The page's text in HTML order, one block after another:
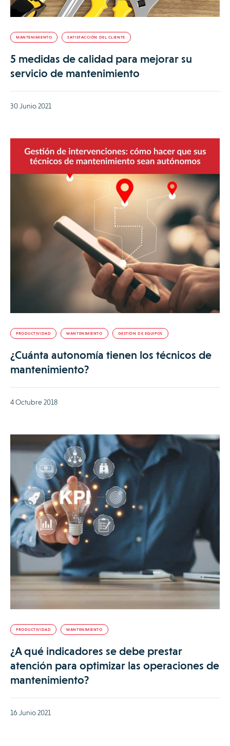
MANTENIMIENTO SATISFACCIÓN DEL CLIENTE
5 medidas de calidad para mejorar su
servicio de mantenimiento
30 Junio 2021
PRODUCTIVIDAD MANTENIMIENTO GESTIÓN DE EQUIPOS
¿Cuánta autonomía tienen los técnicos de
mantenimiento?
4 Octubre 2018
PRODUCTIVIDAD MANTENIMIENTO
¿A qué indicadores se debe prestar
atención para optimizar las operaciones de
mantenimiento?
16 Junio 2021